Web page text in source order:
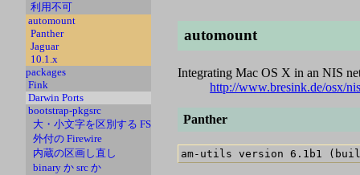
利用不可
automount
Panther
Jaguar
10.1.x
packages
Fink
Darwin Ports
bootstrap-pkgsrc
大・小文字を区別する FS
外付の Firewire
内蔵の区画し直し
binary か src か
automount
Integrating Mac OS X in an NIS
http://www.bresink.de/osx/
Panther